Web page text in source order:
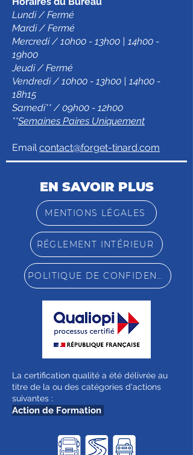
Lundi / Fermé
Mardi / Fermé
Mercredi / 10h00 - 13h00 | 14h00 -
19h00
Jeudi / Fermé
Vendredi / 10h00 - 13h00 | 14h00 -
18h15
Samedi** / 09h00 - 12h00
**Semaines Paires Uniquement
Emailcontact@forget-tinard.com
EN SAVOIR PLUS
MENTIONS LÉGALES
RÉGLEMENT INTÉRIEUR
POLITIQUE DE CONFIDENTIALITÉ
La certification qualité a été délivrée au
titre de la ou des catégories d'actions
suivantes :
Action de Formation